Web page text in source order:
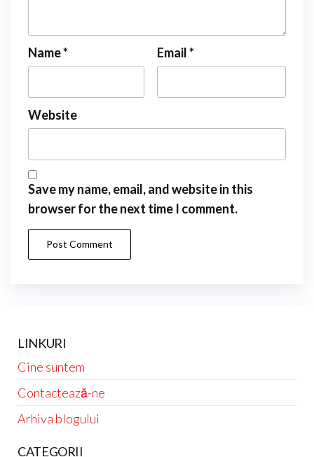
Name* Email*
Website
Save my name, email, and website in this
browser for the next time I comment.
LINKURI
Cine suntem
Contactează-ne
Arhiva blogului
CATEGORII